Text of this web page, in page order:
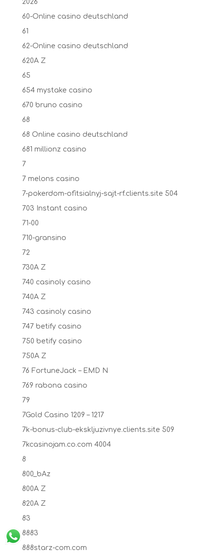
2026
60-Online casino deutschland
61
62-Online casino deutschland
620A Z
65
654 mystake casino
670 bruno casino
68
68 Online casino deutschland
681 millionz casino
7
7 melons casino
7-pokerdom-ofitsialnyj-sajt-rf.clients.site 504
703 Instant casino
71-00
710-gransino
72
730A Z
740 casinoly casino
740A Z
743 casinoly casino
747 betify casino
750 betify casino
750A Z
76 FortuneJack – EMD N
769 rabona casino
79
7Gold Casino 1209 – 1217
7k-bonus-club-ekskljuzivnye.clients.site 509
7kcasinojam.co.com 4004
8
800_bAz
800A Z
820A Z
83
8883
888starz-com.com